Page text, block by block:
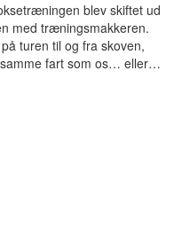
blev skiftet ud
med træningsmakkeren.
turen til og fra skoven,
samme fart som os… eller…